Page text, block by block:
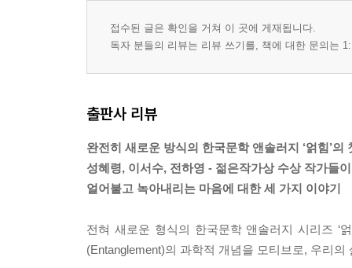
접수된 글은 확인을 거쳐 이 곳에 게재됩니다.
독자 분들의 리뷰는 리뷰 쓰기를, 책에 대한 문의는
출판사 리뷰
완전히 새로운 방식의 한국문학 앤솔러지 ‘얽힘’의
성혜령, 이서수, 전하영 - 젊은작가상 수상 작가들
얼어붙고 녹아내리는 마음에 대한 세 가지 이야기
전혀 새로운 형식의 한국문학 앤솔러지 시리즈 ‘
(Entanglement)의 과학적 개념을 모티브로, 우리